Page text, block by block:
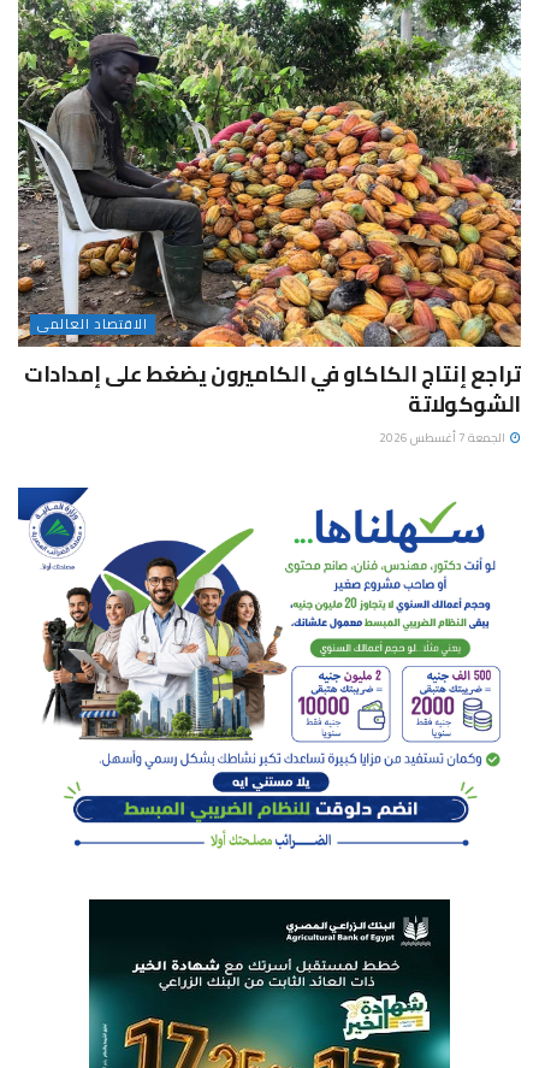
الاقتصاد العالمى
تراجع إنتاج الكاكاو في الكاميرون يضغط على إمدادات
الشوكولاتة
الجمعة 7 أغسطس 2026